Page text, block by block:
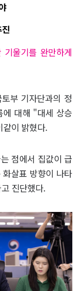
울기를 완만하게
부 기자단과의 정
에 대해 "대세 상승
이 밝혔다.
점에서 집값이 급
살표 방향이 나타
진단했다.